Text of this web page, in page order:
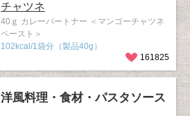
チャツネ
40ｇ カレーパートナー ＜マンゴーチャツネ
ペースト＞
102kcal/1袋分（製品40g）
161825
洋風料理・食材・パスタソース